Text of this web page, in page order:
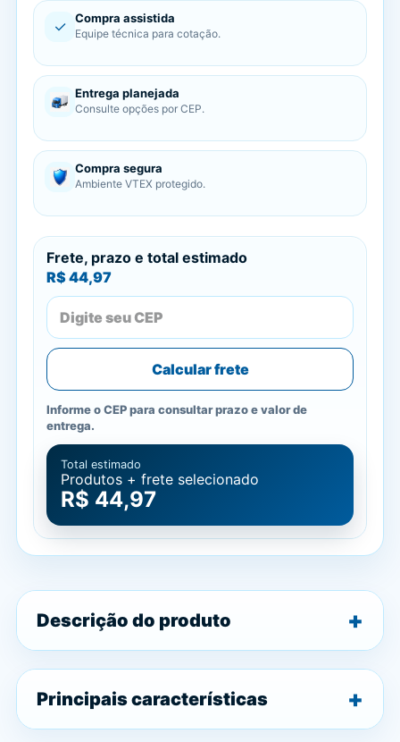
✓ Compra assistida
Equipe técnica para cotação.
Entrega planejada
Consulte opções por CEP.
Compra segura
Ambiente VTEX protegido.
Frete, prazo e total estimado
R$ 44,97
Calcular frete
Informe o CEP para consultar prazo e valor de
entrega.
Total estimado
Produtos + frete selecionado
R$ 44,97
Descrição do produto
Principais características